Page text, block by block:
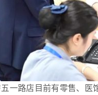
一路店目前有零售、医